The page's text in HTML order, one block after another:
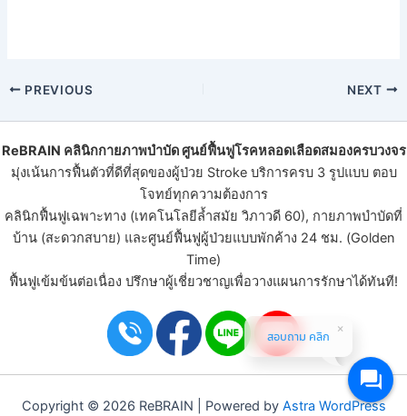
PREVIOUS NEXT
ReBRAIN คลินิกกายภาพบําบัดศูนย์ฟื้นฟูโรคหลอดเลือดสมองครบวงจร
มุ่งเน้นการฟื้นตัวที่ดีที่สุดของผู้ป่วย Strokeบริการครบ 3 รูปแบบ ตอบ
โจทย์ทุกความต้องการ
คลินิกฟื้นฟูเฉพาะทาง (เทคโนโลยีล้ำสมัย วิภาวดี 60), กายภาพบำบัดที่
บ้าน (สะดวกสบาย) และศูนย์ฟื้นฟูผู้ป่วยแบบพักค้าง 24 ชม. (Golden
Time)
ฟื้นฟูเข้มข้นต่อเนื่อง ปรึกษาผู้เชี่ยวชาญเพื่อวางแผนการรักษาได้ทันที!
Copyright © 2026 ReBRAIN | Powered by Astra WordPress
สอบถาม คลิก